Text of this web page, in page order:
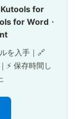
Kutools for
for Word・
を入手｜🔗
⚡ 保存時間し